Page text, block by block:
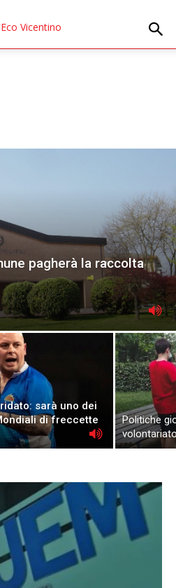
pagherà la raccolta
sarà uno dei
di freccette
Politiche